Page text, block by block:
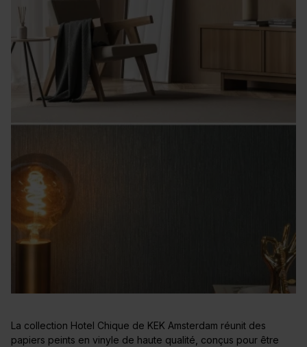
La collection Hotel Chique de KEK Amsterdam réunit des
papiers peints en vinyle de haute qualité, conçus pour être